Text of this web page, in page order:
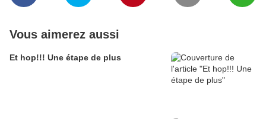
Vous aimerez aussi
Et hop!!! Une étape de plus